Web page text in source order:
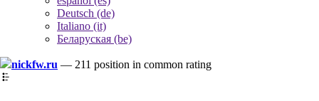
Deutsch (de)
Italiano (it)
Беларуская (be)
nickfw.ru — 211 position in common rating